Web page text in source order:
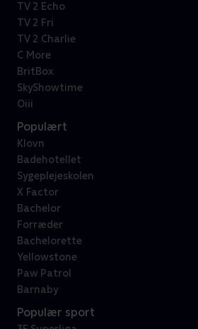
TV 2 Echo
TV 2 Fri
TV 2 Charlie
C More
BritBox
SkyShowtime
Oiii
Populært
Klovn
Badehotellet
Sygeplejeskolen
X Factor
Bachelor
Forræder
Bachelorette
Yellowstone
Paw Patrol
Barnaby
Populær sport